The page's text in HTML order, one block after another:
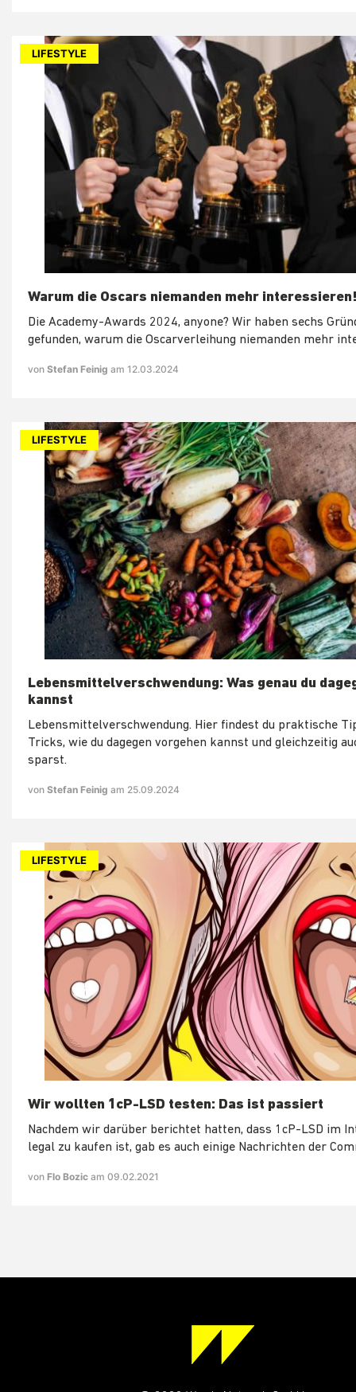
LIFESTYLE
Warum die Oscars niemanden mehr
Die Academy-Awards 2024, anyone? Wir haben sechs
gefunden, warum die Oscarverleihung niemanden mehr
von Stefan Feinig am 12.03.2024
LIFESTYLE
Lebensmittelverschwendung: Was genau du
kannst
Lebensmittelverschwendung. Hier findest du praktische
Tricks, wie du dagegen vorgehen kannst und gleichzeitig
sparst.
von Stefan Feinig am 25.09.2024
LIFESTYLE
Wir wollten 1cP-LSD testen: Das ist passiert
Nachdem wir darüber berichtet hatten, dass 1cP-LSD im
legal zu kaufen ist, gab es auch einige Nachrichten der
von Flo Bozic am 09.02.2021